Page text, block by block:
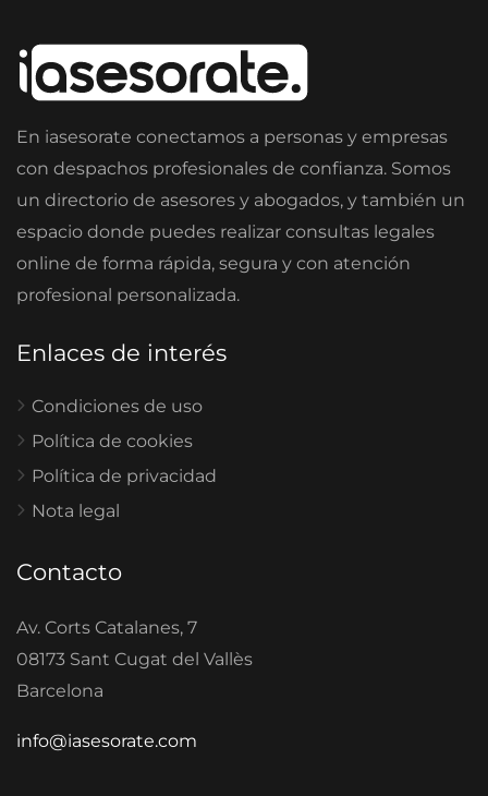
En iasesorate conectamos a personas y empresas
con despachos profesionales de confianza. Somos
un directorio de asesores y abogados, y también un
espacio donde puedes realizar consultas legales
online de forma rápida, segura y con atención
profesional personalizada.
Enlaces de interés
Condiciones de uso
Política de cookies
Política de privacidad
Nota legal
Contacto
Av. Corts Catalanes, 7
08173 Sant Cugat del Vallès
Barcelona
info@iasesorate.com